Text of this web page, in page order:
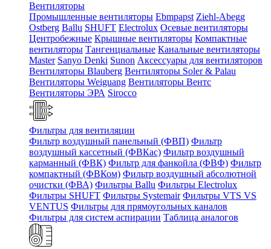
Вентиляторы
Промышленные вентиляторы Ebmpapst Ziehl-Abegg
Ostberg Ballu SHUFT Electrolux Осевые вентиляторы
Центробежные Крышные вентиляторы Компактные
вентиляторы Тангенциальные Канальные вентиляторы
Master Sanyo Denki Sunon Аксессуары для вентиляторов
Вентиляторы Blauberg Вентиляторы Soler & Palau
Вентиляторы Weiguang Вентиляторы Вентс
Вентиляторы ЭРА Sirocco
Фильтры для вентиляции
Фильтр воздушный панельный (ФВП) Фильтр
воздушный кассетный (ФВКас) Фильтр воздушный
карманный (ФВК) Фильтр для фанкойла (ФВФ) Фильтр
компактный (ФВКом) Фильтр воздушный абсолютной
очистки (ФВА) Фильтры Ballu Фильтры Electrolux
Фильтры SHUFT Фильтры Systemair Фильтры VTS VS
VENTUS Фильтры для прямоугольных каналов
Фильтры для систем аспирации Таблица аналогов